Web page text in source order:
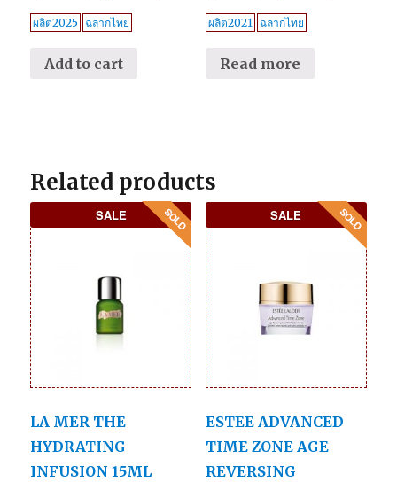
ผลิต2025 ฉลากไทย
Add to cart
ผลิต2021 ฉลากไทย
Read more
Related products
SALE
LA MER THE
HYDRATING
INFUSION 15ML
SALE
ESTEE ADVANCED
TIME ZONE AGE
REVERSING